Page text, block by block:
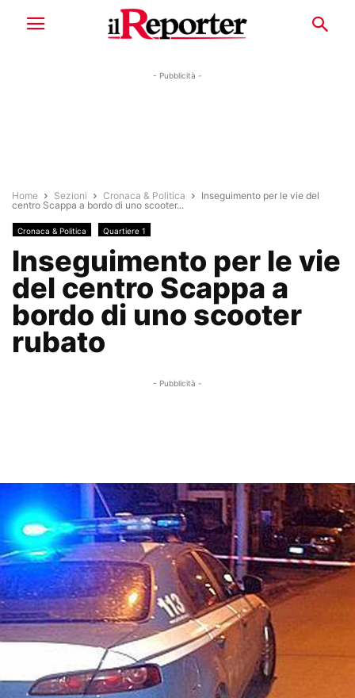
- Pubblicità -
Home Sezioni Cronaca & Politica
Inseguimento per le vie del
centro Scappa a bordo di uno scooter...
Cronaca & Politica Quartiere 1
Inseguimento per le vie
del centro Scappa a
bordo di uno scooter
rubato
- Pubblicità -